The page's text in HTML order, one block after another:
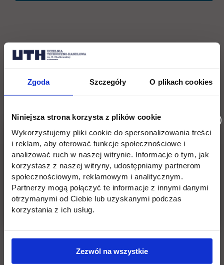
Zgoda Szczegóły O plikach cookies
Niniejsza strona korzysta z plików cookie
Wykorzystujemy pliki cookie do spersonalizowania treści
i reklam, aby oferować funkcje społecznościowe i
analizować ruch w naszej witrynie. Informacje o tym, jak
korzystasz z naszej witryny, udostępniamy partnerom
społecznościowym, reklamowym i analitycznym.
Partnerzy mogą połączyć te informacje z innymi danymi
otrzymanymi od Ciebie lub uzyskanymi podczas
korzystania z ich usług.
Zezwól na wszystkie
Lokacja: Centrum Targowo-Konferencyjne Expo
Silesia, 41-219 Sosnowiec, ul. Braci
Mieroszewskich 124
Pomiń
stopkę
Informacje w stopce
Edukacja
Licencjackie
Inżynierskie
Student
Wirtualna uczelnia
Dziekanat
Stypendia